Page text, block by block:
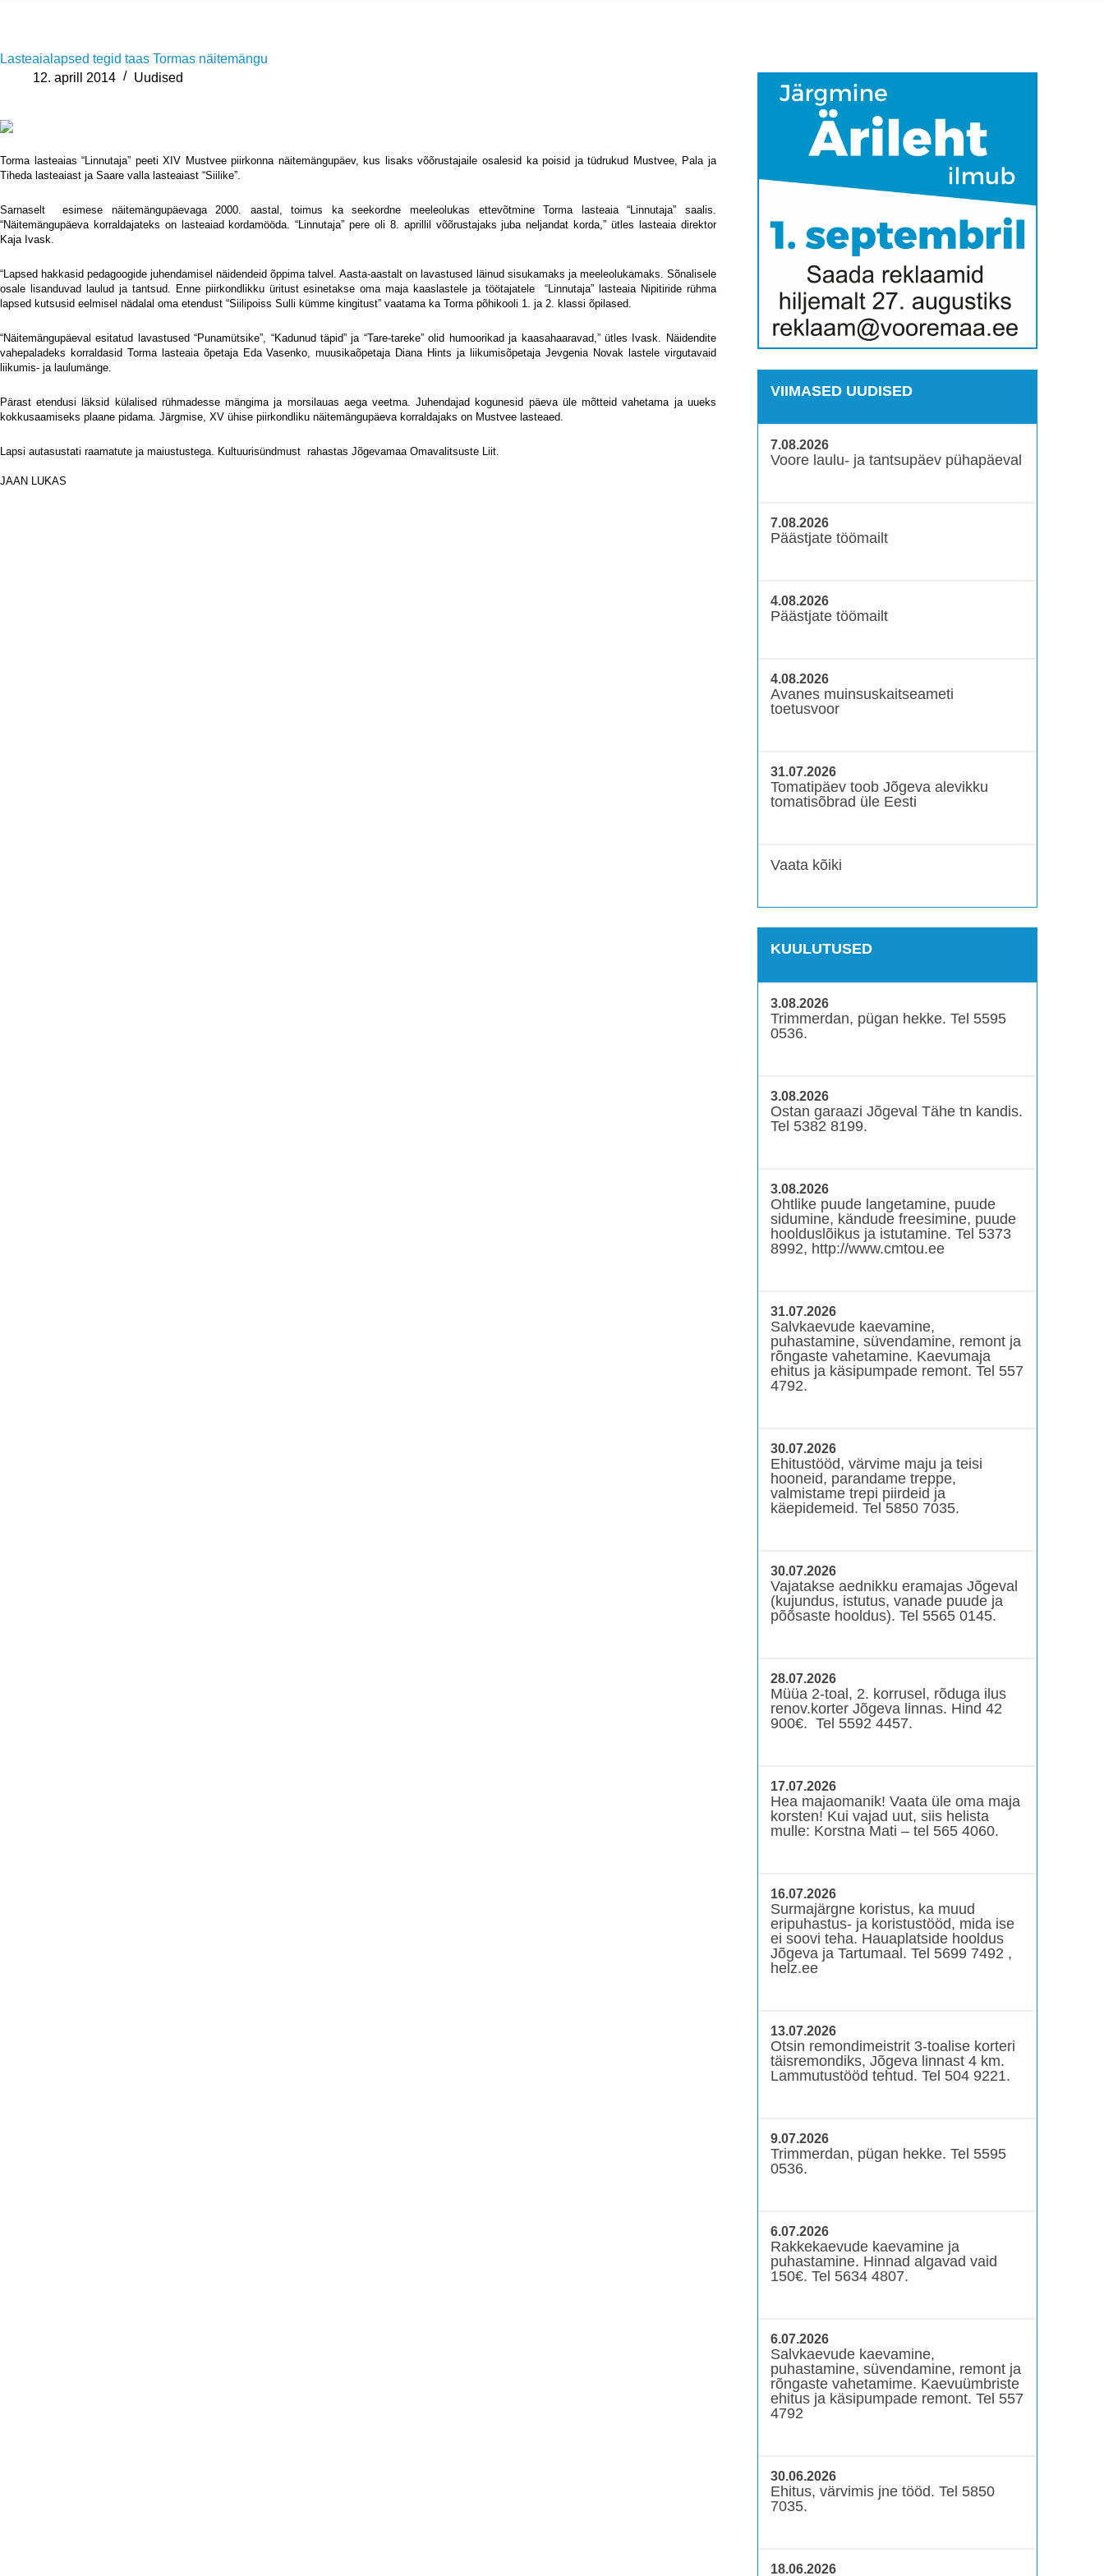
Lasteaialapsed tegid taas Tormas näitemängu
12. aprill 2014
Uudised
Torma lasteaias“Linnutaja” peeti XIV Mustvee piirkonna näitemängupäev, kus lisaks võõrustajaile osalesid ka poisid ja tüdrukud Mustvee, Pala ja
Tiheda lasteaiast ja Saare valla lasteaiast “Siilike”.
Sarnaselt
esimese näitemängupäevaga 2000. aastal, toimus ka seekordne meeleolukas ettevõtmine Torma lasteaia “Linnutaja” saalis.
“Näitemängupäeva korraldajateks on lasteaiad kordamööda. “Linnutaja” pere oli 8. aprillil võõrustajaks juba neljandat korda,” ütles lasteaia direktor
Kaja Ivask.
“Lapsed hakkasid pedagoogide juhendamisel näidendeid õppima talvel. Aasta-aastalt on lavastused läinud sisukamaks ja meeleolukamaks. Sõnalisele
osale lisanduvad laulud ja tantsud. Enne piirkondlikku üritust esinetakse oma maja kaaslastele ja töötajatele
“Linnutaja” lasteaia Nipitiride rühma
lapsed kutsusid eelmisel nädalal oma etendust “Siilipoiss Sulli kümme kingitust” vaatama ka Torma põhikooli 1. ja 2. klassi õpilased.
“Näitemängupäeval esitatud lavastused “Punamütsike”, “Kadunud täpid” ja “Tare-tareke” olid humoorikad ja kaasahaaravad,” ütles Ivask. Näidendite
vahepaladeks korraldasid Torma lasteaia õpetaja Eda Vasenko, muusikaõpetaja Diana Hints ja liikumisõpetaja Jevgenia Novak lastele virgutavaid
liikumis- ja laulumänge.
Pärast etendusi läksid külalised rühmadesse mängima ja morsilauas aega veetma. Juhendajad kogunesid päeva üle mõtteid vahetama ja uueks
kokkusaamiseks plaane pidama. Järgmise, XV ühise piirkondliku näitemängupäeva korraldajaks on Mustvee lasteaed.
Lapsi autasustati raamatute ja maiustustega. Kultuurisündmust rahastas Jõgevamaa Omavalitsuste Liit.
JAAN LUKAS
VIIMASED UUDISED
7.08.2026
Voore laulu- ja tantsupäev pühapäeval
7.08.2026
Päästjate töömailt
4.08.2026
Päästjate töömailt
4.08.2026
Avanes muinsuskaitseameti
toetusvoor
31.07.2026
Tomatipäev toob Jõgeva alevikku
tomatisõbrad üle Eesti
Vaata kõiki
KUULUTUSED
3.08.2026
Trimmerdan, pügan hekke. Tel 5595
0536.
3.08.2026
Ostan garaazi Jõgeval Tähe tn kandis.
Tel 5382 8199.
3.08.2026
Ohtlike puude langetamine, puude
sidumine, kändude freesimine, puude
hoolduslõikus ja istutamine. Tel 5373
8992, http://www.cmtou.ee
31.07.2026
Salvkaevude kaevamine,
puhastamine, süvendamine, remont ja
rõngaste vahetamine. Kaevumaja
ehitus ja käsipumpade remont. Tel 557
4792.
30.07.2026
Ehitustööd, värvime maju ja teisi
hooneid, parandame treppe,
valmistame trepi piirdeid ja
käepidemeid. Tel 5850 7035.
30.07.2026
Vajatakse aednikku eramajas Jõgeval
(kujundus, istutus, vanade puude ja
põõsaste hooldus). Tel 5565 0145.
28.07.2026
Müüa 2-toal, 2. korrusel, rõduga ilus
renov.korter Jõgeva linnas. Hind 42
900€. Tel 5592 4457.
17.07.2026
Hea majaomanik! Vaata üle oma maja
korsten! Kui vajad uut, siis helista
mulle: Korstna Mati – tel 565 4060.
16.07.2026
Surmajärgne koristus, ka muud
eripuhastus- ja koristustööd, mida ise
ei soovi teha. Hauaplatside hooldus
Jõgeva ja Tartumaal. Tel 5699 7492 ,
helz.ee
13.07.2026
Otsin remondimeistrit 3-toalise korteri
täisremondiks, Jõgeva linnast 4 km.
Lammutustööd tehtud. Tel 504 9221.
9.07.2026
Trimmerdan, pügan hekke. Tel 5595
0536.
6.07.2026
Rakkekaevude kaevamine ja
puhastamine. Hinnad algavad vaid
150€. Tel 5634 4807.
6.07.2026
Salvkaevude kaevamine,
puhastamine, süvendamine, remont ja
rõngaste vahetamime. Kaevuümbriste
ehitus ja käsipumpade remont. Tel 557
4792
30.06.2026
Ehitus, värvimis jne tööd. Tel 5850
7035.
18.06.2026